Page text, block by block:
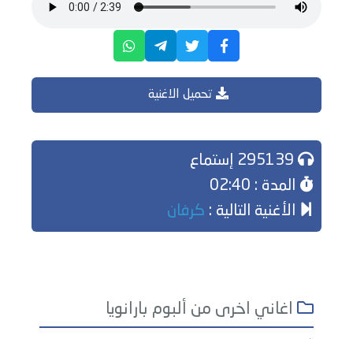
تحميل الاغنية
المدة : 02:40
الأغنية التالية : كرفان
اغاني اخرى من ألبوم بارانويا